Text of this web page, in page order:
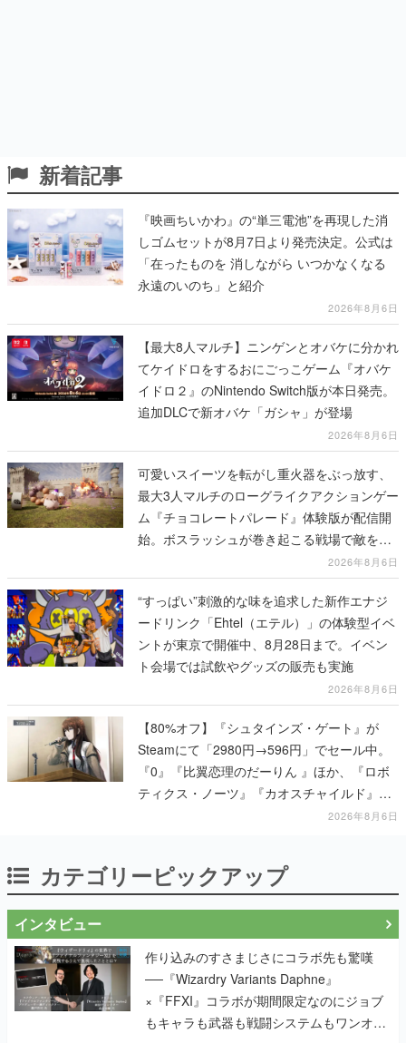
新着記事
『映画ちいかわ』の“単三電池”を再現した消
しゴムセットが8月7日より発売決定。公式は
「在ったものを 消しながら いつかなくなる
永遠のいのち」と紹介
2026年8月6日
【最大8人マルチ】ニンゲンとオバケに分かれ
てケイドロをするおにごっこゲーム『オバケ
イドロ２』のNintendo Switch版が本日発売。
追加DLCで新オバケ「ガシャ」が登場
2026年8月6日
可愛いスイーツを転がし重火器をぶっ放す、
最大3人マルチのローグライクアクションゲー
ム『チョコレートパレード』体験版が配信開
始。ボスラッシュが巻き起こる戦場で敵を倒
し、コインを集めてスコアを競い合え2026年8月6日
“すっぱい”刺激的な味を追求した新作エナジ
ードリンク「Ehtel（エテル）」の体験型イベ
ントが東京で開催中、8月28日まで。イベン
ト会場では試飲やグッズの販売も実施
2026年8月6日
【80%オフ】『シュタインズ・ゲート』が
Steamにて「2980円→596円」でセール中。
『0』『比翼恋理のだーりん 』ほか、『ロボ
ティクス・ノーツ』『カオスチャイルド』な
ど科学アドベンチャーシリーズもセール対象
2026年8月6日
カテゴリーピックアップ
インタビュー
作り込みのすさまじさにコラボ先も驚嘆
──『Wizardry Variants Daphne』
×『FFXI』コラボが期間限定なのにジョブ
もキャラも武器も戦闘システムもワンオフ